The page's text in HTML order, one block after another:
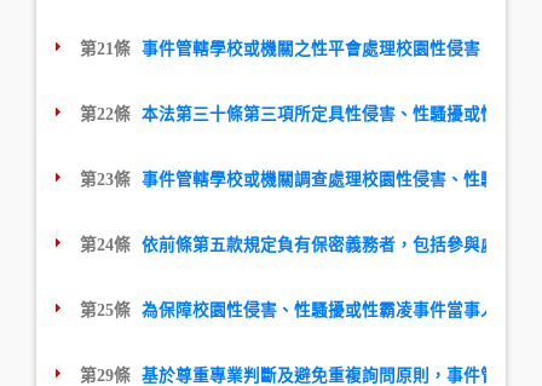
第21條 事件管轄學校或機關之性平會處理校園性侵害、性
第22條 本法第三十條第三項所定具性侵害、性騷擾或性霸
第23條 事件管轄學校或機關調查處理校園性侵害、性騷擾
第24條 依前條第五款規定負有保密義務者，包括參與處理
第25條 為保障校園性侵害、性騷擾或性霸凌事件當事人之
第29條 基於尊重專業判斷及避免重複詢問原則，事件管轄